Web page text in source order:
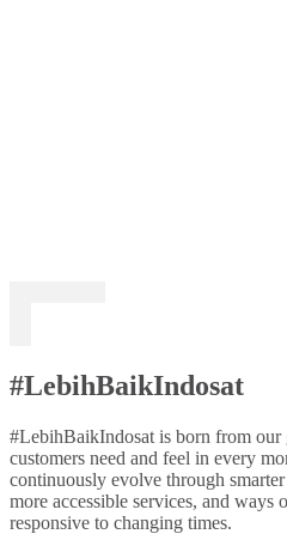
#LebihBaikIndosat
#LebihBaikIndosat is born from our
customers need and feel in every
continuously evolve through
more accessible services, and
responsive to changing times.